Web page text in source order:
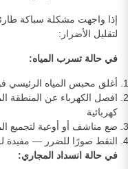
إذا واجهت مشكلة سباكة
لتقليل الأضرار:
في حالة تسرب المياه:
أغلق محبس المياه الرئيسي
افصل الكهرباء عن المنطقة
كهربائية
ضع مناشف أو أوعية لتجميع
التقط صورًا للضرر — مفيدة
في حالة انسداد المجاري: